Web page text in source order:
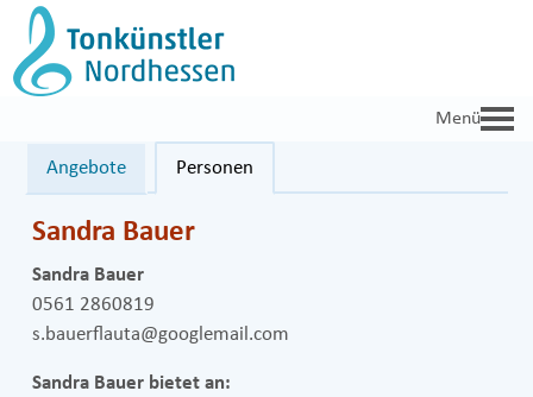
Zum
Inhalt
springen
Angebote Personen
Sandra Bauer
Sandra Bauer
0561 2860819
s.bauerflauta@googlemail.com
Sandra Bauer bietet an: